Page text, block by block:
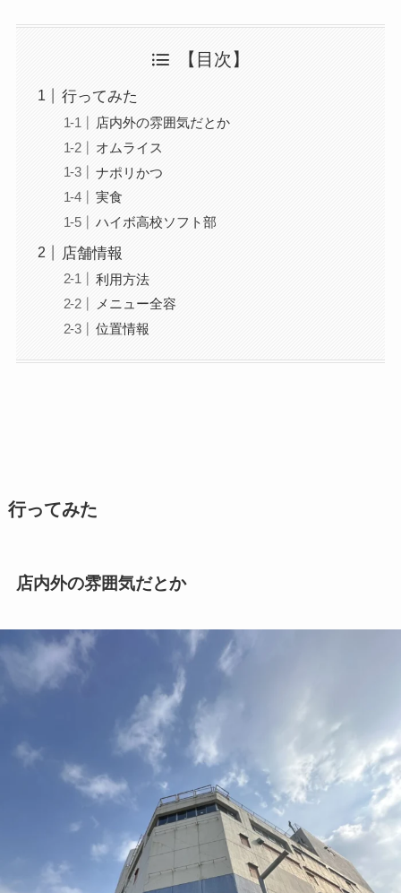
【目次】
行ってみた
店内外の雰囲気だとか
オムライス
ナポリかつ
実食
ハイボ高校ソフト部
店舗情報
利用方法
メニュー全容
位置情報
行ってみた
店内外の雰囲気だとか